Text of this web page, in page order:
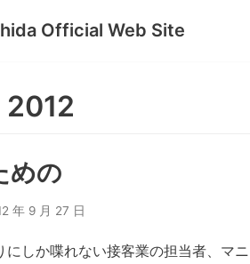
Official Web Site
2012
めの
年 9 月 27 日
にしか喋れない接客業の担当者、マ